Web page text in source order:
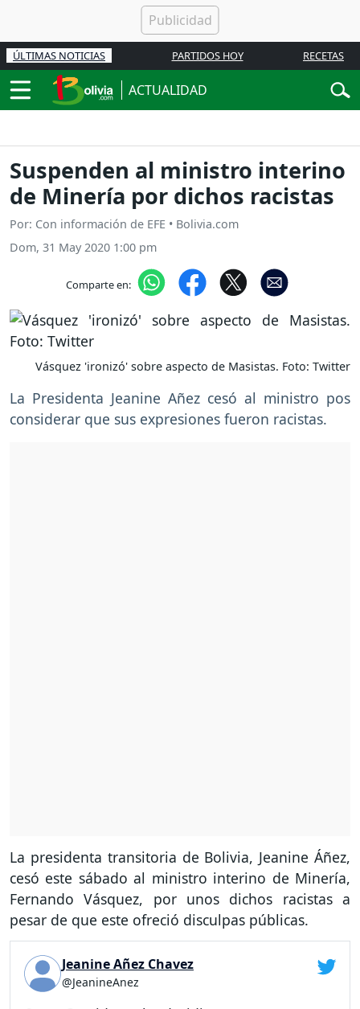
ÚLTIMAS NOTICIAS PARTIDOS HOY RECETAS
ACTUALIDAD
Suspenden al ministro interino
de Minería por dichos racistas
Por: Con información de EFE • Bolivia.com
Dom, 31 May 2020 1:00 pm
Comparte en:
Vásquez 'ironizó' sobre aspecto de Masistas. Foto: Twitter
La Presidenta Jeanine Añez cesó al ministro pos
considerar que sus expresiones fueron racistas.
La presidenta transitoria de Bolivia, Jeanine Áñez,
cesó este sábado al ministro interino de Minería,
Fernando Vásquez, por unos dichos racistas a
pesar de que este ofreció disculpas públicas.
Jeanine Añez Chavez
@JeanineAnez